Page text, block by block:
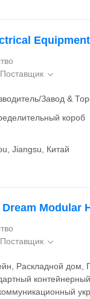

Завод &
короб
Jiangsu, Китай
Modular

Раскладной дом,